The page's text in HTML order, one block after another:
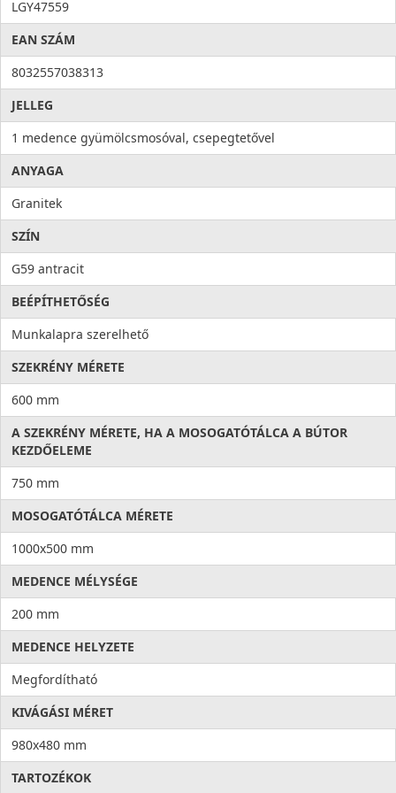
Antibakteriális védelem
Higiénia: az anyag összetételéből adódóan meggátolja a
mikroorganizmusok kifejlődését, valamint elősegíti a
baktériumok eltávolítását, ezzel higiéniát és tisztaságot hoz a
konyhába. Az antibakteriális rendszert alkotó ezüst ionok
100%-os antibakteriális védelmetnyújtanak.
LGY47559
EAN SZÁM
8032557038313
JELLEG
1 medence gyümölcsmosóval, csepegtetővel
ANYAGA
Granitek
SZÍN
G59 antracit
BEÉPÍTHETŐSÉG
Munkalapra szerelhető
SZEKRÉNY MÉRETE
600 mm
A SZEKRÉNY MÉRETE, HA A MOSOGATÓTÁLCA A BÚTOR
KEZDŐELEME
750 mm
MOSOGATÓTÁLCA MÉRETE
1000x500 mm
MEDENCE MÉLYSÉGE
200 mm
MEDENCE HELYZETE
Megfordítható
KIVÁGÁSI MÉRET
980x480 mm
TARTOZÉKOK